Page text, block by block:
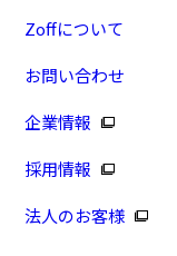
Zoffについて
お問い合わせ
企業情報
採用情報
法人のお客様